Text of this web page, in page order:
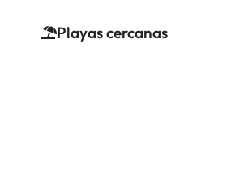
Playas cercanas